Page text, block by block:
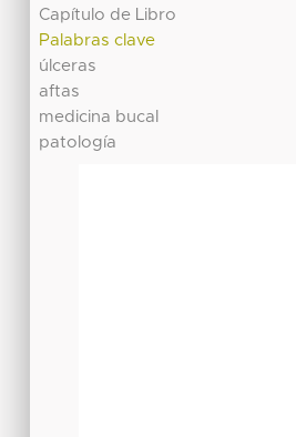
Capítulo de Libro
Palabras clave
úlceras
aftas
medicina bucal
patología